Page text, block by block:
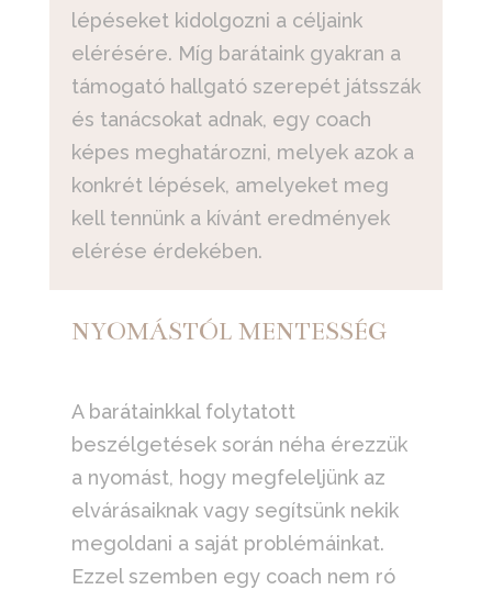
lépéseket kidolgozni a céljaink
elérésére. Míg barátaink gyakran a
támogató hallgató szerepét játsszák
és tanácsokat adnak, egy coach
képes meghatározni, melyek azok a
konkrét lépések, amelyeket meg
kell tennünk a kívánt eredmények
elérése érdekében.
NYOMÁSTÓL MENTESSÉG
A barátainkkal folytatott
beszélgetések során néha érezzük
a nyomást, hogy megfeleljünk az
elvárásaiknak vagy segítsünk nekik
megoldani a saját problémáinkat.
Ezzel szemben egy coach nem ró